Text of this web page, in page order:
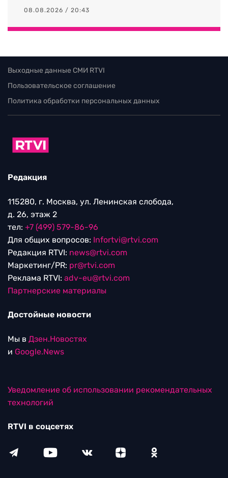
08.08.2026 / 20:43
Выходные данные СМИ RTVI
Пользовательское соглашение
Политика обработки персональных данных
Редакция
115280, г. Москва, ул. Ленинская слобода,
д. 26, этаж 2
тел: +7 (499) 579-86-96
Для общих вопросов: Infortvi@rtvi.com
Редакция RTVI: news@rtvi.com
Маркетинг/PR: pr@rtvi.com
Реклама RTVI: adv-eu@rtvi.com
Партнерские материалы
Достойные новости
Мы в Дзен.Новостях
и Google.News
Уведомление об использовании рекомендательных
технологий
RTVI в соцсетях